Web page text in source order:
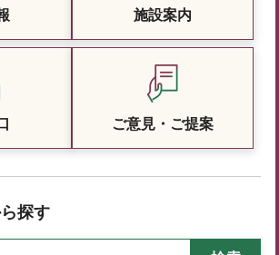
施設案内
ご意見・ご提案
探す